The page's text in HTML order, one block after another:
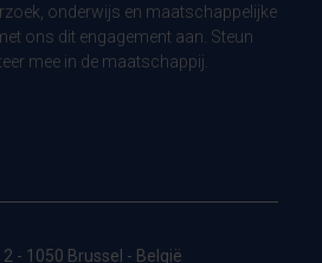
onderwijs en maatschappelijke
ons dit engagement aan. Steun
mee in de maatschappij.
2 - 1050 Brussel - België